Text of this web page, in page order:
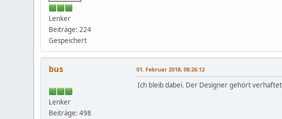
Lenker
Beiträge: 224
Gespeichert
bus
Lenker
Beiträge: 498
01. Februar 2018, 08:26:12
Ich bleib dabei. Der Designer gehört